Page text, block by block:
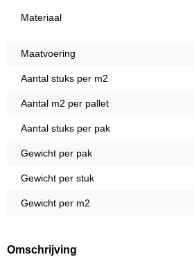
Materiaal
Maatvoering
Aantal stuks per m2
Aantal m2 per pallet
Aantal stuks per pak
Gewicht per pak
Gewicht per stuk
Gewicht per m2
Omschrijving